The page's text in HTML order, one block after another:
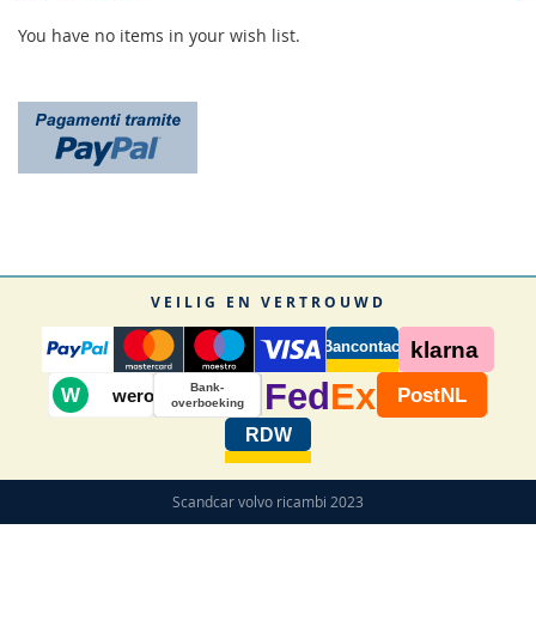
You have no items in your wish list.
VEILIG EN VERTROUWD
Bancontact klarna
W wero
Bank-
overboeking
Fed Ex PostNL
RDW
Scandcar volvo ricambi 2023